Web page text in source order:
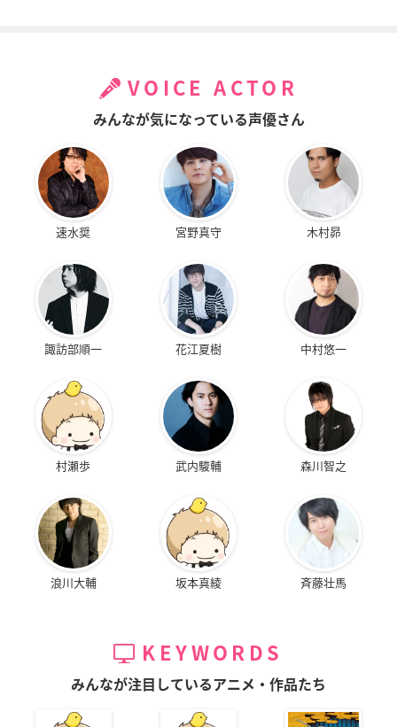
VOICE ACTOR
みんなが気になっている声優さん
速水奨 宮野真守 木村昴
諏訪部順一 花江夏樹 中村悠一
村瀬歩 武内駿輔 森川智之
浪川大輔 坂本真綾 斉藤壮馬
KEYWORDS
みんなが注目しているアニメ・作品たち